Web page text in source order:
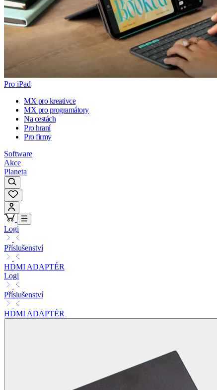
Pro iPad
MX pro kreativce
MX pro programátory
Na cestách
Pro hraní
Pro firmy
Software
Akce
Planeta
Logi
Příslušenství
HDMI ADAPTÉR
Logi
Příslušenství
HDMI ADAPTÉR